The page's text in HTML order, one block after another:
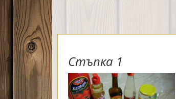
Стъпка 1